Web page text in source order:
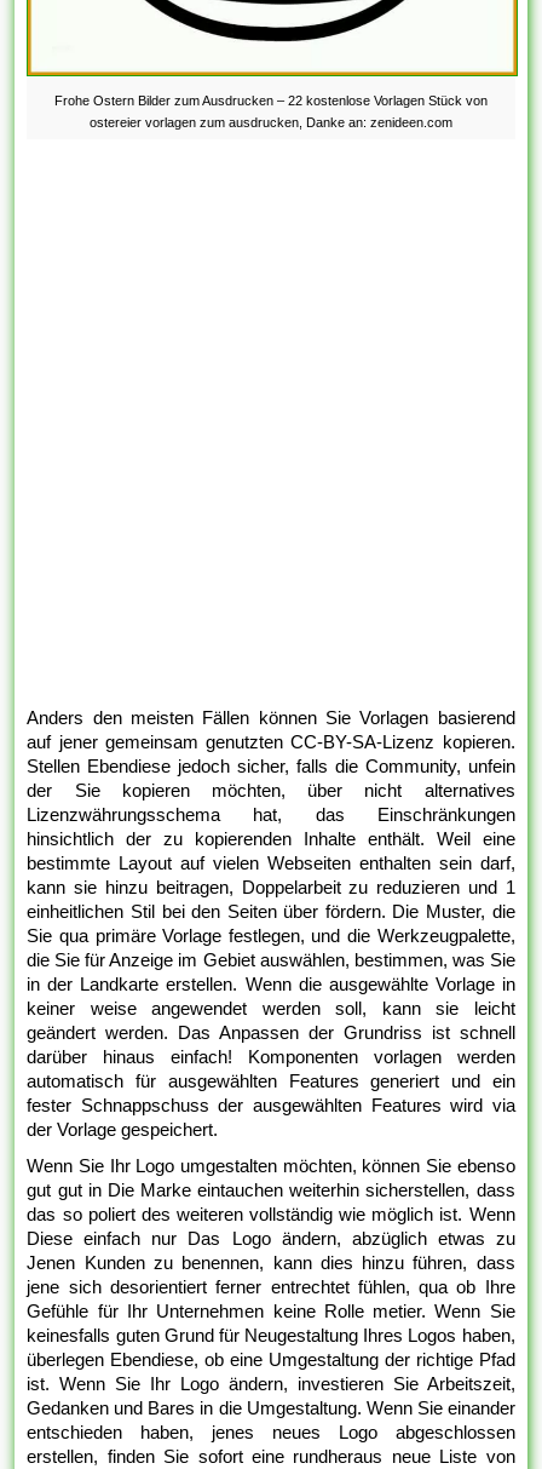
Frohe Ostern Bilder zum Ausdrucken – 22 kostenlose Vorlagen Stück von
ostereier vorlagen zum ausdrucken, Danke an: zenideen.com
Anders den meisten Fällen können Sie Vorlagen basierend
auf jener gemeinsam genutzten CC-BY-SA-Lizenz kopieren.
Stellen Ebendiese jedoch sicher, falls die Community, unfein
der Sie kopieren möchten, über nicht alternatives
Lizenzwährungsschema hat, das Einschränkungen
hinsichtlich der zu kopierenden Inhalte enthält. Weil eine
bestimmte Layout auf vielen Webseiten enthalten sein darf,
kann sie hinzu beitragen, Doppelarbeit zu reduzieren und 1
einheitlichen Stil bei den Seiten über fördern. Die Muster, die
Sie qua primäre Vorlage festlegen, und die Werkzeugpalette,
die Sie für Anzeige im Gebiet auswählen, bestimmen, was Sie
in der Landkarte erstellen. Wenn die ausgewählte Vorlage in
keiner weise angewendet werden soll, kann sie leicht
geändert werden. Das Anpassen der Grundriss ist schnell
darüber hinaus einfach! Komponenten vorlagen werden
automatisch für ausgewählten Features generiert und ein
fester Schnappschuss der ausgewählten Features wird via
der Vorlage gespeichert.
Wenn Sie Ihr Logo umgestalten möchten, können Sie ebenso
gut gut in Die Marke eintauchen weiterhin sicherstellen, dass
das so poliert des weiteren vollständig wie möglich ist. Wenn
Diese einfach nur Das Logo ändern, abzüglich etwas zu
Jenen Kunden zu benennen, kann dies hinzu führen, dass
jene sich desorientiert ferner entrechtet fühlen, qua ob Ihre
Gefühle für Ihr Unternehmen keine Rolle metier. Wenn Sie
keinesfalls guten Grund für Neugestaltung Ihres Logos haben,
überlegen Ebendiese, ob eine Umgestaltung der richtige Pfad
ist. Wenn Sie Ihr Logo ändern, investieren Sie Arbeitszeit,
Gedanken und Bares in die Umgestaltung. Wenn Sie einander
entschieden haben, jenes neues Logo abgeschlossen
erstellen, finden Sie sofort eine rundheraus neue Liste von